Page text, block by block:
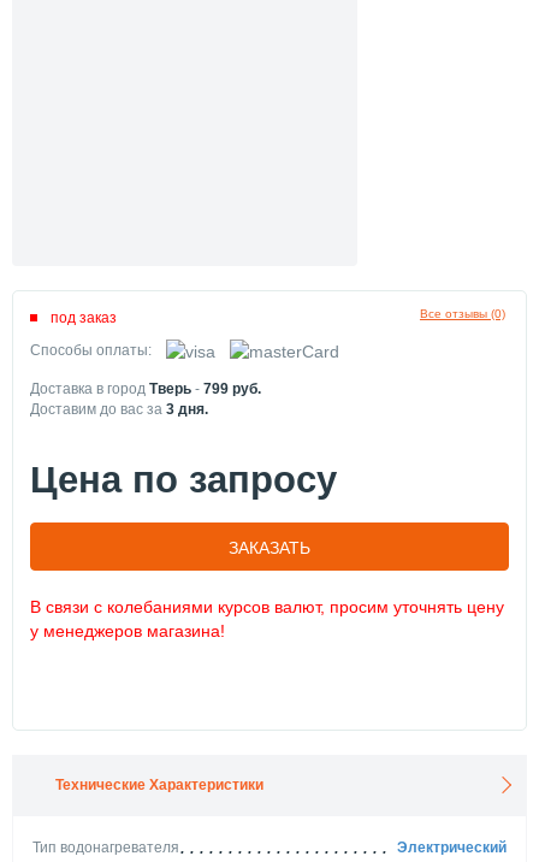
Все отзывы (0)
под заказ
Способы оплаты:
Доставка в город Тверь - 799 руб.
Доставим до вас за 3 дня.
Цена по запросу
ЗАКАЗАТЬ
В связи с колебаниями курсов валют, просим уточнять цену
у менеджеров магазина!
Технические Характеристики
Тип водонагревателя
Электрический